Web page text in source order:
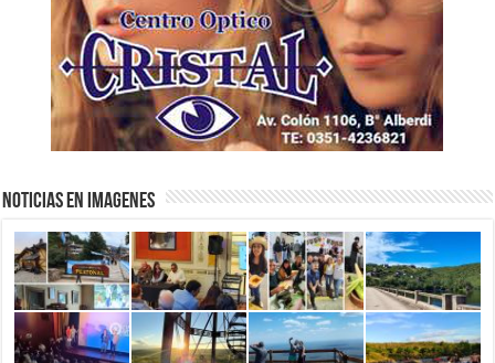
NOTICIAS EN IMAGENES